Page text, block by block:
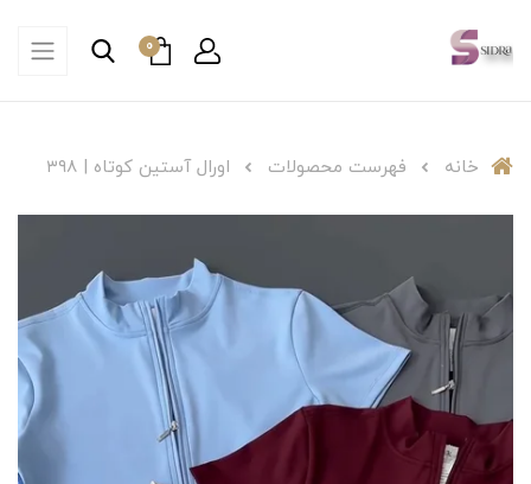
0
خانه فهرست محصولات اورال آستین کوتاه | ۳۹۸